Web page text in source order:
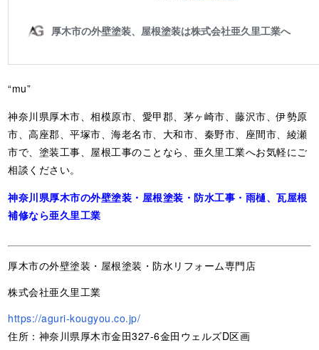
“mu”
神奈川県厚木市、相模原市、愛甲郡、茅ヶ崎市、藤沢市、伊勢原
市、高座郡、平塚市、海老名市、大和市、秦野市、座間市、綾瀬
市で、塗装工事、屋根工事のことなら、亜久里工業へお気軽にご
相談ください。
神奈川県厚木市の外壁塗装・屋根塗装・防水工事・雨樋、瓦屋根
補修なら亜久里工業
厚木市の外壁塗装・屋根塗装・防水リフォーム専門店
株式会社亜久里工業
https://aguri-kougyou.co.jp/
住所：神奈川県厚木市金田327-6金田ウェルズD区画